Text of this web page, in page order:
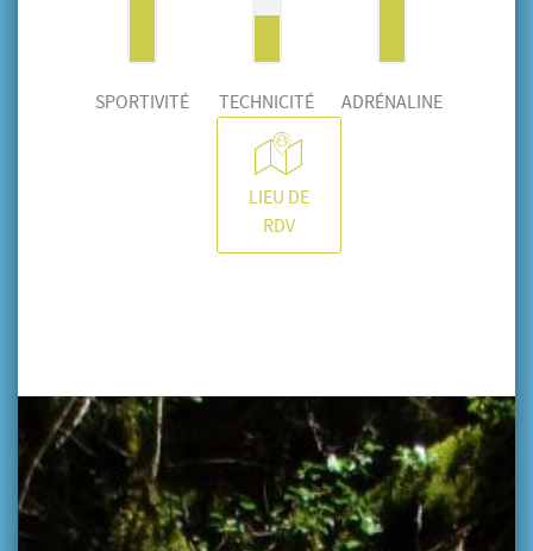
SPORTIVITÉ TECHNICITÉ ADRÉNALINE
LIEU DE
RDV